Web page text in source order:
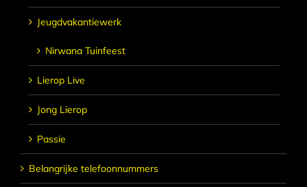
Jeugdvakantiewerk
Nirwana Tuinfeest
Lierop Live
Jong Lierop
Passie
Belangrijke telefoonnummers